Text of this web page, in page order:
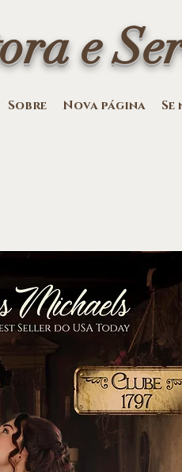
e
Sobre Nova página